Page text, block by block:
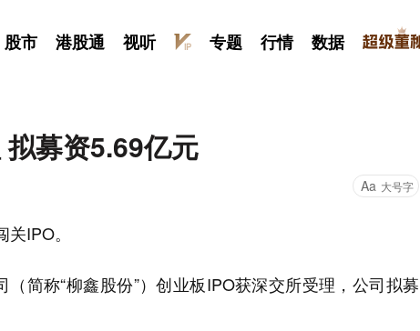
股市 港股通 视听 专题 行情 数据
募资5.69亿元
Aa 大号字
IPO。
简称“柳鑫股份”）创业板IPO获深交所受理，公司拟募